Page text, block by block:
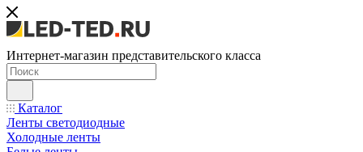
Интернет-магазин представительского класса
Каталог
Ленты светодиодные
Холодные ленты